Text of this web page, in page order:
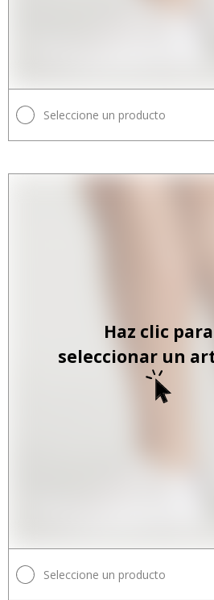
Seleccione un producto
Haz clic para
seleccionar un
Seleccione un producto